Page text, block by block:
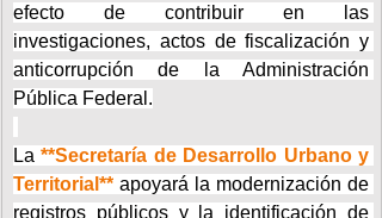
efecto de contribuir en las
investigaciones, actos de fiscalización y
anticorrupción de la Administración
Pública Federal.
La **Secretaría de Desarrollo Urbano y
Territorial** apoyará la modernización de
registros públicos y la identificación de